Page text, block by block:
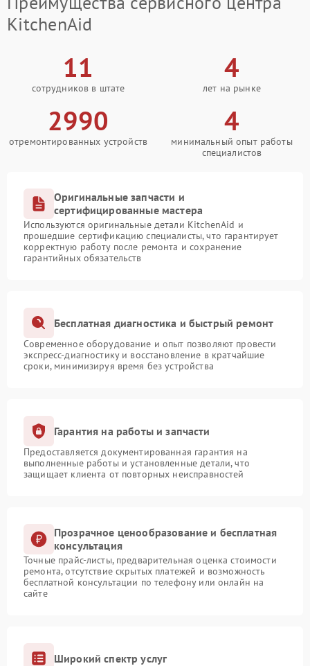
KitchenAid
11
сотрудников в штате
4
лет на рынке
2990
отремонтированных устройств
4
минимальный опыт работы
специалистов
Оригинальные запчасти и
сертифицированные мастера
Используются оригинальные детали KitchenAid и
прошедшие сертификацию специалисты, что гарантирует
корректную работу после ремонта и сохранение
гарантийных обязательств
Бесплатная диагностика и быстрый ремонт
Современное оборудование и опыт позволяют провести
экспресс-диагностику и восстановление в кратчайшие
сроки, минимизируя время без устройства
Гарантия на работы и запчасти
Предоставляется документированная гарантия на
выполненные работы и установленные детали, что
защищает клиента от повторных неисправностей
Прозрачное ценообразование и бесплатная
консультация
Точные прайс-листы, предварительная оценка стоимости
ремонта, отсутствие скрытых платежей и возможность
бесплатной консультации по телефону или онлайн на
сайте
Широкий спектр услуг